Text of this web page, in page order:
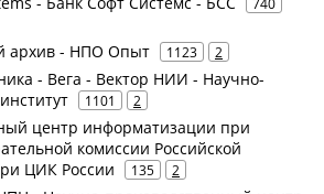
архив - НПО Опыт 1123 2
- Вега - Вектор НИИ - Научно-
1101 2
центр информатизации при
комиссии Российской
ЦИК России
135 2